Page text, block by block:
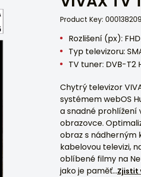
Product Key:
Rozlišení (px):
Typ televizoru:
TV tuner: DVB-T2
Chytrý televizor
systémem webOS
a snadné prohlížení
obrazovce.
obraz s nádherným
kabelovou televizi,
oblíbené filmy na
jako je paměť...Zjistit